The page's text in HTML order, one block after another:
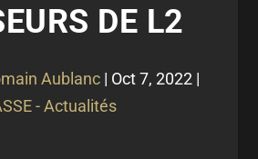
DE L2
Aublanc| Oct 7, 2022|
- Actualités